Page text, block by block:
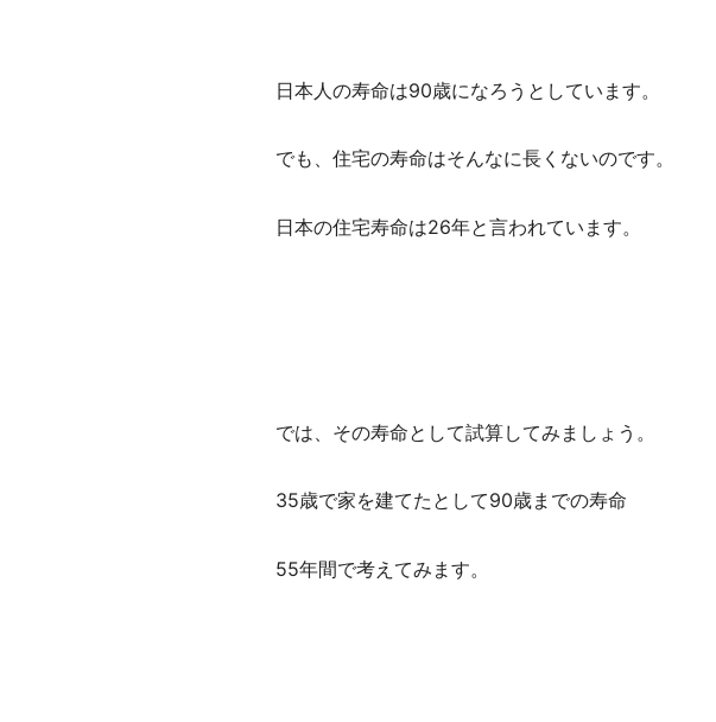
日本人の寿命は90歳になろうとしています。
でも、住宅の寿命はそんなに長くないのです。
日本の住宅寿命は26年と言われています。
では、その寿命として試算してみましょう。
35歳で家を建てたとして90歳までの寿命
55年間で考えてみます。